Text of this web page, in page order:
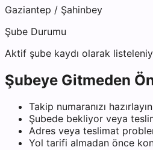
Gaziantep / Şahinbey
Şube Durumu
Aktif şube kaydı olarak
Şubeye Gitmeden
Takip numaranızı
Şubede bekliyor veya
Adres veya teslimat
Yol tarifi almadan önce